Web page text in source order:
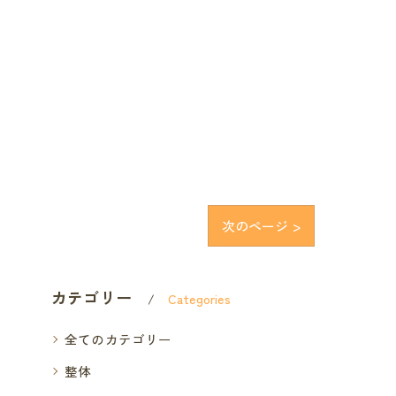
次のページ >
カテゴリー Categories
全てのカテゴリー
整体